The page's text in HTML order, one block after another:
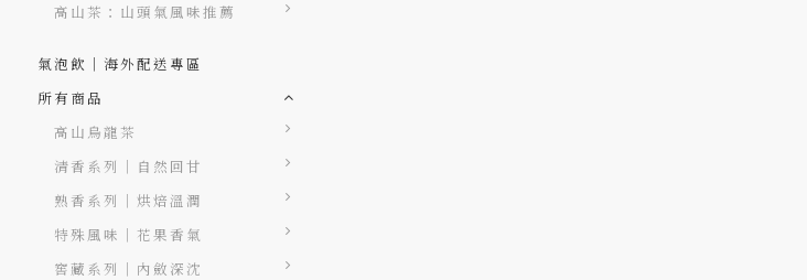
高山茶：山頭氣風味推薦
氣泡飲｜海外配送專區
所有商品
高山烏龍茶
清香系列｜自然回甘
熟香系列｜烘焙溫潤
特殊風味｜花果香氣
窖藏系列｜內斂深沈